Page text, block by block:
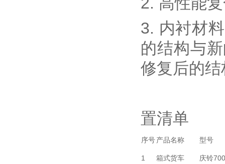
3. 内衬材
的结构与
修复后的
置清单
序号产品名称 型号
1 箱式货车 庆铃